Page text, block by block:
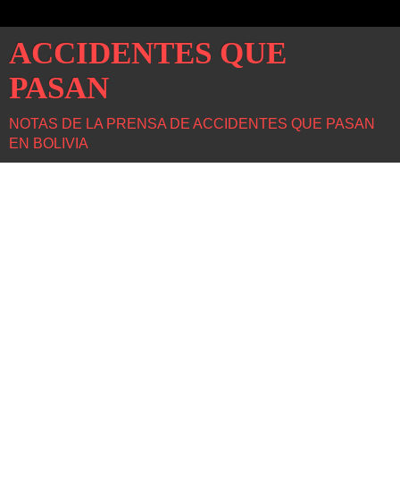
ACCIDENTES QUE
PASAN
NOTAS DE LA PRENSA DE ACCIDENTES QUE PASAN
EN BOLIVIA